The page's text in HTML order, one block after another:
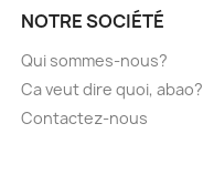
NOTRE SOCIÉTÉ
Qui sommes-nous?
Ca veut dire quoi, abao?
Contactez-nous